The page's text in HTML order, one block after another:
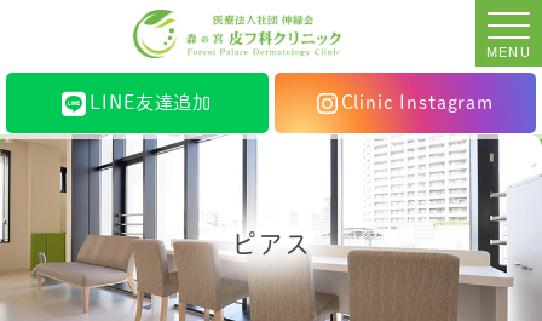
MENU
LINE友達追加 Clinic Instagram
ピアス